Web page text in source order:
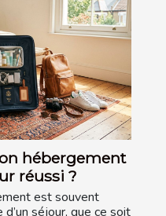
hébergement
réussi ?
est souvent
séjour, que ce soit